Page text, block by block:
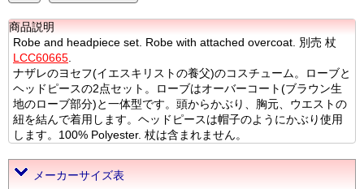
商品説明
Robe and headpiece set. Robe with attached overcoat. 別売 杖
LCC60665
ナザレのヨセフ(イエスキリストの養父)のコスチューム。ローブと
ヘッドピースの2点セット。ローブはオーバーコート(ブラウン生
地のローブ部分)と一体型です。頭からかぶり、胸元、ウエストの
紐を結んで着用します。ヘッドピースは帽子のようにかぶり使用
します。100% Polyester. 杖は含まれません。
メーカーサイズ表